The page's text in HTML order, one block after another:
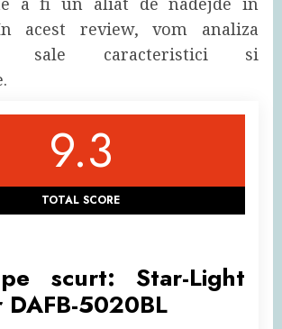
acest review, vom analiza
sale caracteristici si
9.3
TOTAL SCORE
scurt: Star-Light
5020BL